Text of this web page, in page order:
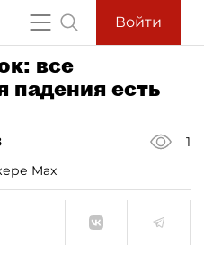
Войти
все
падения есть
1
Max